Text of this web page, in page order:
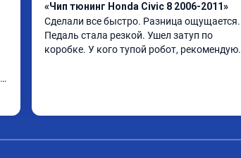
«Чип тюнинг Honda Civic 8 2006-2011»
Сделали все быстро. Разница ощущается.
Педаль стала резкой. Ушел затуп по
коробке. У кого тупой робот, рекомендую.